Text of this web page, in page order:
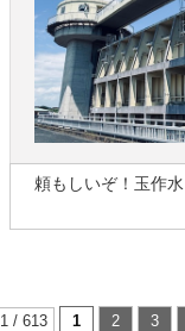
頼もしいぞ！玉作
1 / 613 1 2 3